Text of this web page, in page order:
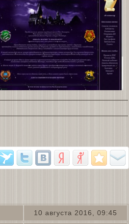
10 августа 2016, 09:45